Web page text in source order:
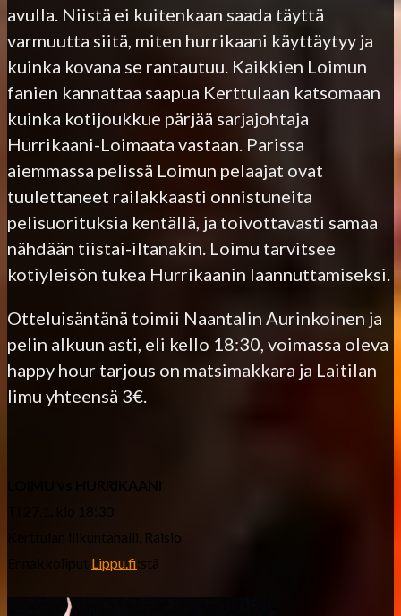
avulla. Niistä ei kuitenkaan saada täyttä
varmuutta siitä, miten hurrikaani käyttäytyy ja
kuinka kovana se rantautuu. Kaikkien Loimun
fanien kannattaa saapua Kerttulaan katsomaan
kuinka kotijoukkue pärjää sarjajohtaja
Hurrikaani-Loimaata vastaan. Parissa
aiemmassa pelissä Loimun pelaajat ovat
tuulettaneet railakkaasti onnistuneita
pelisuorituksia kentällä, ja toivottavasti samaa
nähdään tiistai-iltanakin. Loimu tarvitsee
kotiyleisön tukea Hurrikaanin laannuttamiseksi.
Otteluisäntänä toimii Naantalin Aurinkoinen ja
pelin alkuun asti, eli kello 18:30, voimassa oleva
happy hour tarjous on matsimakkara ja Laitilan
limu yhteensä 3€.
LOIMU vs HURRIKAANI
Ti 27.1. klo 18:30
Kerttulan liikuntahalli, Raisio
Ennakkoliput Lippu.fi:stä